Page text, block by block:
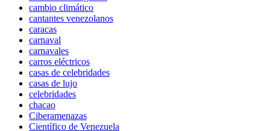
cambio climático
cantantes venezolanos
caracas
carnaval
carnavales
carros eléctricos
casas de celebridades
casas de lujo
celebridades
chacao
Ciberamenazas
Científico de Venezuela